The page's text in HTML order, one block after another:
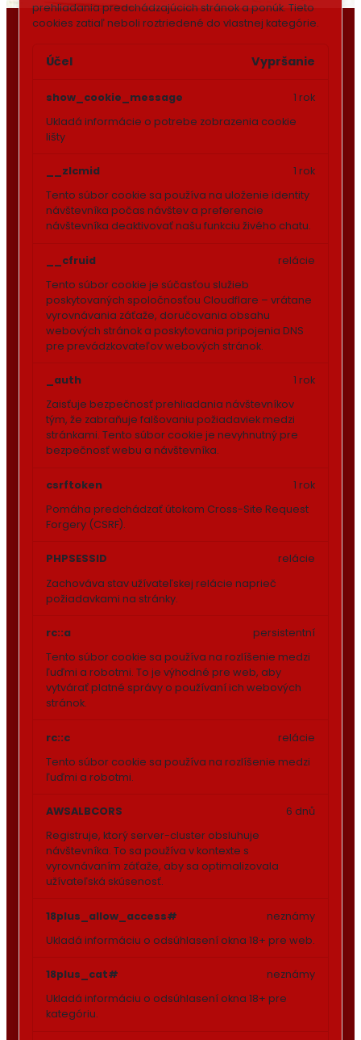
prehliadania predchádzajúcich stránok a ponúk. Tieto
cookies zatiaľ neboli roztriedené do vlastnej kategórie.
Účel Vypršanie
show_cookie_message
Ukladá informácie o potrebe zobrazenia cookie
lišty
1 rok
__zlcmid
Tento súbor cookie sa používa na uloženie identity
návštevníka počas návštev a preferencie
návštevníka deaktivovať našu funkciu živého chatu.
1 rok
__cfruid
Tento súbor cookie je súčasťou služieb
poskytovaných spoločnosťou Cloudflare – vrátane
vyrovnávania záťaže, doručovania obsahu
webových stránok a poskytovania pripojenia DNS
pre prevádzkovateľov webových stránok.
relácie
_auth
Zaisťuje bezpečnosť prehliadania návštevníkov
tým, že zabraňuje falšovaniu požiadaviek medzi
stránkami. Tento súbor cookie je nevyhnutný pre
bezpečnosť webu a návštevníka.
1 rok
csrftoken
Pomáha predchádzať útokom Cross-Site Request
Forgery (CSRF).
1 rok
PHPSESSID
Zachováva stav užívateľskej relácie naprieč
požiadavkami na stránky.
relácie
rc::a
Tento súbor cookie sa používa na rozlíšenie medzi
ľuďmi a robotmi. To je výhodné pre web, aby
vytvárať platné správy o používaní ich webových
stránok.
persistentní
rc::c
Tento súbor cookie sa používa na rozlíšenie medzi
ľuďmi a robotmi.
relácie
AWSALBCORS
Registruje, ktorý server-cluster obsluhuje
návštevníka. To sa používa v kontexte s
vyrovnávaním záťaže, aby sa optimalizovala
užívateľská skúsenosť.
6 dnů
18plus_allow_access#
Ukladá informáciu o odsúhlasení okna 18+ pre web.
neznámy
18plus_cat#
Ukladá informáciu o odsúhlasení okna 18+ pre
kategóriu.
neznámy